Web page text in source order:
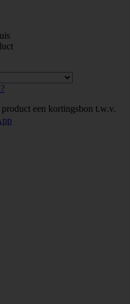
een kortingsbon t.w.v.